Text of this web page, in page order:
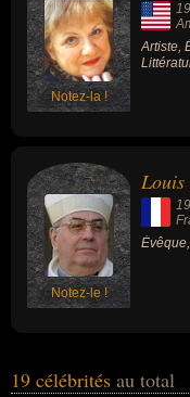
Notez-la !
Artiste,
Notez-le !
Louis
19 célébrités au total